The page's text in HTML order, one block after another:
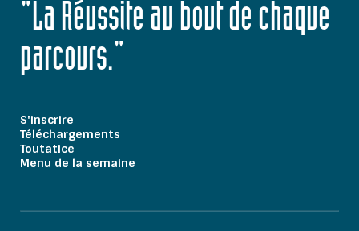
"La Réussite au bout de chaque
parcours."
S'inscrire
Téléchargements
Toutatice
Menu de la semaine